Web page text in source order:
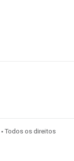
Todos os direitos